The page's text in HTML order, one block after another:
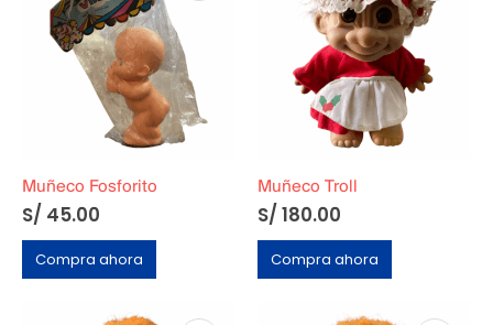
Muñeco Fosforito
S/ 45.00
Compra ahora
Muñeco Troll
S/ 180.00
Compra ahora